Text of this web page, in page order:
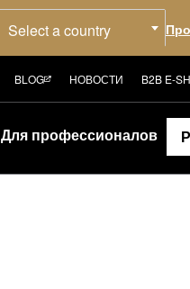
Select a country
BLOG НОВОСТИ B2B E-
Для профессионалов